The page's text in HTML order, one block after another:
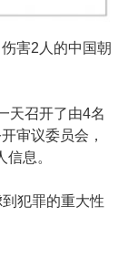
害2人的中国朝
天召开了由4名
审议委员会，
息。
犯罪的重大性